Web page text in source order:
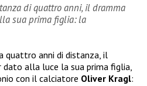
di quattro anni, il dramma
sua prima figlia: la
quattro anni di distanza, il
alla luce la sua prima figlia,
con il calciatore Oliver Kragl: